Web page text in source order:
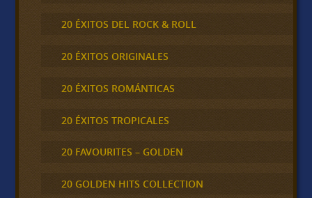
20 ÉXITOS DEL ROCK & ROLL
20 ÉXITOS ORIGINALES
20 ÉXITOS ROMÁNTICAS
20 ÉXITOS TROPICALES
20 FAVOURITES – GOLDEN
20 GOLDEN HITS COLLECTION